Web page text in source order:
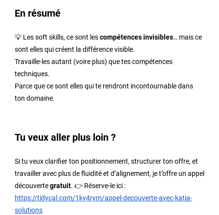
En résumé
💡 Les soft skills, ce sont lescompétences invisibles… mais ce
sont elles qui créent la différence visible.
Travaille-les autant (voire plus) que tes compétences
techniques.
Parce que ce sont elles qui te rendront incontournable dans
ton domaine.
Tu veux aller plus loin ?
Si tu veux clarifier ton positionnement, structurer ton offre, et
travailler avec plus de fluidité et d’alignement, je t’offre un appel
découvertegratuit. 👉 Réserve-le ici :
https://tidycal.com/1ky4rym/appel-decouverte-avec-katia-
solutions